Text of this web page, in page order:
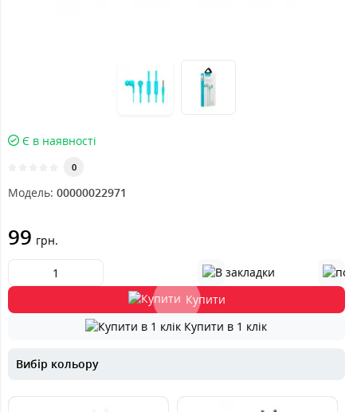
Є в наявності
0
Модель: 00000022971
99 грн.
Купити
Купити в 1 клік
Вибір кольору